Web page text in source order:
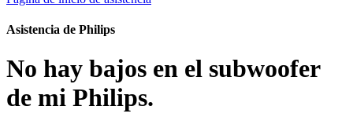
Asistencia de Philips
No hay bajos en el subwoofer
de mi Philips.